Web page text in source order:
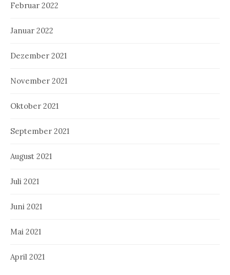
Februar 2022
Januar 2022
Dezember 2021
November 2021
Oktober 2021
September 2021
August 2021
Juli 2021
Juni 2021
Mai 2021
April 2021